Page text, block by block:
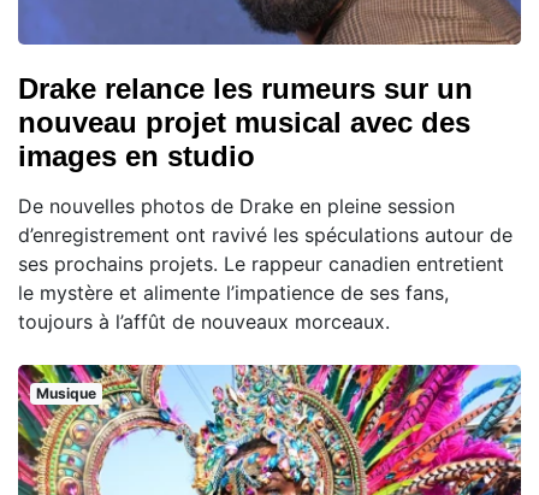
Drake relance les rumeurs sur un
nouveau projet musical avec des
images en studio
De nouvelles photos de Drake en pleine session
d’enregistrement ont ravivé les spéculations autour de
ses prochains projets. Le rappeur canadien entretient
le mystère et alimente l’impatience de ses fans,
toujours à l’affût de nouveaux morceaux.
Musique